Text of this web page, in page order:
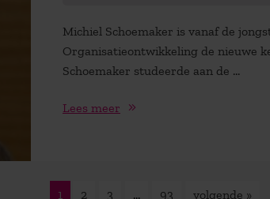
Michiel Schoemaker is vanaf de
Organisatieontwikkeling de nieuwe
Schoemaker studeerde aan de ...
Lees meer
1 2 3 … 93 volgende »